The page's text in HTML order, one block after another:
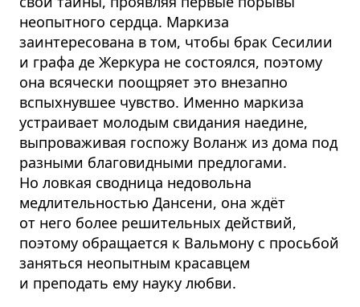
неопытного сердца. Маркиза
заинтересована в том, чтобы брак Сесилии
и графа де Жеркура не состоялся, поэтому
она всячески поощряет это внезапно
вспыхнувшее чувство. Именно маркиза
устраивает молодым свидания наедине,
выпроваживая госпожу Воланж из дома под
разными благовидными предлогами.
Но ловкая сводница недовольна
медлительностью Дансени, она ждёт
от него более решительных действий,
поэтому обращается к Вальмону с просьбой
заняться неопытным красавцем
и преподать ему науку любви.